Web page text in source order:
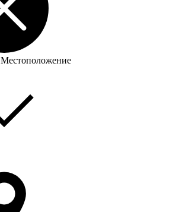
Местоположение